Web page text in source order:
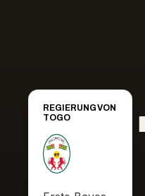
REGIERUNG VON
TOGO